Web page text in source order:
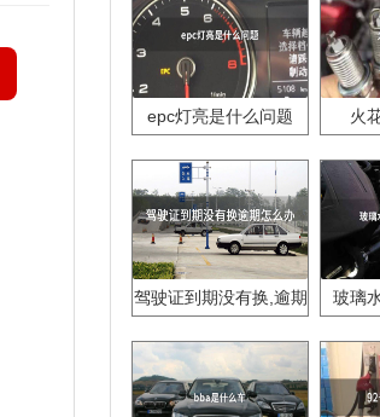
epc灯亮是什么问题 火
驾驶证到期没有换,逾期
玻璃